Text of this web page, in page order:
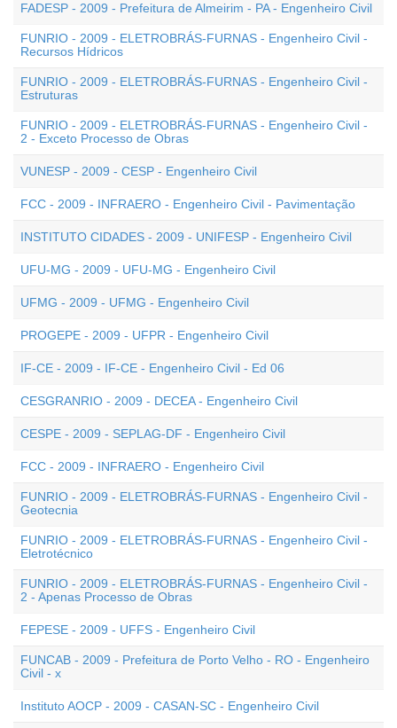
FADESP - 2009 - Prefeitura de Almeirim - PA - Engenheiro Civil
FUNRIO - 2009 - ELETROBRÁS-FURNAS - Engenheiro Civil -
Recursos Hídricos
FUNRIO - 2009 - ELETROBRÁS-FURNAS - Engenheiro Civil -
Estruturas
FUNRIO - 2009 - ELETROBRÁS-FURNAS - Engenheiro Civil -
2 - Exceto Processo de Obras
VUNESP - 2009 - CESP - Engenheiro Civil
FCC - 2009 - INFRAERO - Engenheiro Civil - Pavimentação
INSTITUTO CIDADES - 2009 - UNIFESP - Engenheiro Civil
UFU-MG - 2009 - UFU-MG - Engenheiro Civil
UFMG - 2009 - UFMG - Engenheiro Civil
PROGEPE - 2009 - UFPR - Engenheiro Civil
IF-CE - 2009 - IF-CE - Engenheiro Civil - Ed 06
CESGRANRIO - 2009 - DECEA - Engenheiro Civil
CESPE - 2009 - SEPLAG-DF - Engenheiro Civil
FCC - 2009 - INFRAERO - Engenheiro Civil
FUNRIO - 2009 - ELETROBRÁS-FURNAS - Engenheiro Civil -
Geotecnia
FUNRIO - 2009 - ELETROBRÁS-FURNAS - Engenheiro Civil -
Eletrotécnico
FUNRIO - 2009 - ELETROBRÁS-FURNAS - Engenheiro Civil -
2 - Apenas Processo de Obras
FEPESE - 2009 - UFFS - Engenheiro Civil
FUNCAB - 2009 - Prefeitura de Porto Velho - RO - Engenheiro
Civil - x
Instituto AOCP - 2009 - CASAN-SC - Engenheiro Civil